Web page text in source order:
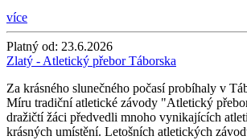
více
Platný od: 23.6.2026
Zlatý - Atletický přebor Táborska
Za krásného slunečného počasí probíhaly v
Míru tradiční atletické závody "Atletický
dražičtí žáci předvedli mnoho vynikajících
krásných umístění. Letošních atletických